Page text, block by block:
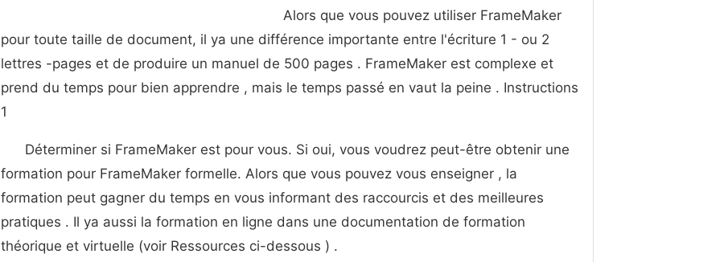
Alors que vous pouvez utiliser FrameMaker
pour toute taille de document, il ya une différence importante entre l'écriture 1 - ou 2
lettres -pages et de produire un manuel de 500 pages . FrameMaker est complexe et
prend du temps pour bien apprendre , mais le temps passé en vaut la peine . Instructions
1
Déterminer si FrameMaker est pour vous. Si oui, vous voudrez peut-être obtenir une
formation pour FrameMaker formelle. Alors que vous pouvez vous enseigner , la
formation peut gagner du temps en vous informant des raccourcis et des meilleures
pratiques . Il ya aussi la formation en ligne dans une documentation de formation
théorique et virtuelle (voir Ressources ci-dessous ) .